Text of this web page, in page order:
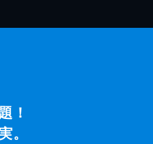
！
。